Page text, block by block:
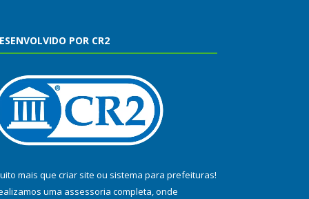
POR CR2
mais que criar site ou sistema para prefeituras!
uma assessoria completa, onde